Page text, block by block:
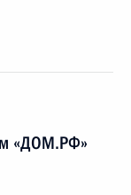
«ДОМ.РФ»